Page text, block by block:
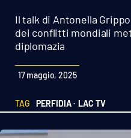
Sport
Il talk di Antonella
dei conflitti mondiali
diplomazia
17 maggio, 2025
TAG PERFIDIA · LAC TV